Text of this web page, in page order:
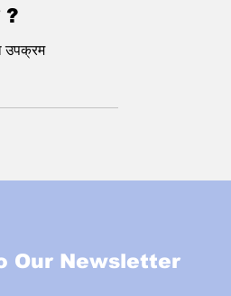
?
उपक्रम
Our Newsletter